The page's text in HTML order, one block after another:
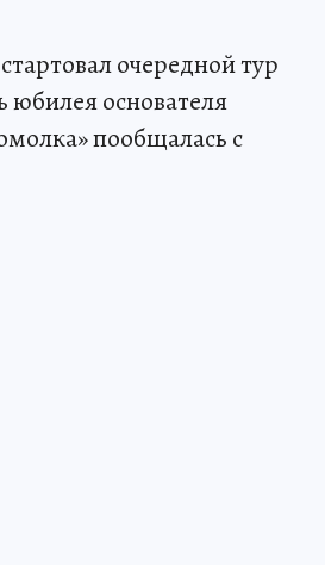
очередной тур
юбилея основателя
пообщалась с